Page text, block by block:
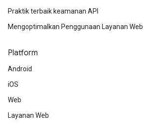
Praktik terbaik keamanan API
Mengoptimalkan Penggunaan Layanan Web
Platform
Android
iOS
Web
Layanan Web